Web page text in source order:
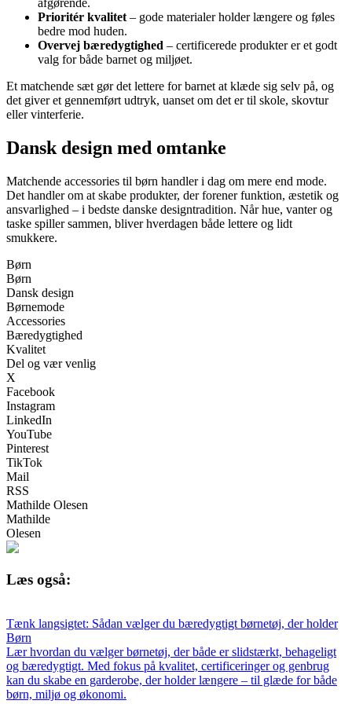
afgørende.
Prioritér kvalitet – gode materialer holder længere og føles
bedre mod huden.
Overvej bæredygtighed – certificerede produkter er et godt
valg for både barnet og miljøet.
Et matchende sæt gør det lettere for barnet at klæde sig selv på, og
det giver et gennemført udtryk, uanset om det er til skole, skovtur
eller vinterferie.
Dansk design med omtanke
Matchende accessories til børn handler i dag om mere end mode.
Det handler om at skabe produkter, der forener funktion, æstetik og
ansvarlighed – i bedste danske designtradition. Når hue, vanter og
taske spiller sammen, bliver hverdagen både lettere og lidt
smukkere.
Børn
Børn
Dansk design
Børnemode
Accessories
Bæredygtighed
Kvalitet
Del og vær venlig
X
Facebook
Instagram
LinkedIn
YouTube
Pinterest
TikTok
Mail
RSS
Mathilde Olesen
Mathilde
Olesen
Læs også:
Tænk langsigtet: Sådan vælger du bæredygtigt børnetøj, der holder
Børn
Lær hvordan du vælger børnetøj, der både er slidstærkt, behageligt
og bæredygtigt. Med fokus på kvalitet, certificeringer og genbrug
kan du skabe en garderobe, der holder længere – til glæde for både
børn, miljø og økonomi.